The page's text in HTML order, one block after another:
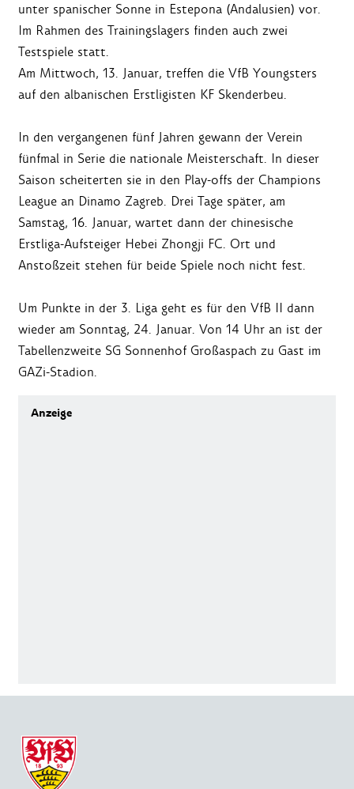
unter spanischer Sonne in Estepona (Andalusien) vor.
Im Rahmen des Trainingslagers finden auch zwei
Testspiele statt.
Am Mittwoch, 13. Januar, treffen die VfB Youngsters
auf den albanischen Erstligisten KF Skenderbeu.
In den vergangenen fünf Jahren gewann der Verein
fünfmal in Serie die nationale Meisterschaft. In dieser
Saison scheiterten sie in den Play-offs der Champions
League an Dinamo Zagreb. Drei Tage später, am
Samstag, 16. Januar, wartet dann der chinesische
Erstliga-Aufsteiger Hebei Zhongji FC. Ort und
Anstoßzeit stehen für beide Spiele noch nicht fest.
Um Punkte in der 3. Liga geht es für den VfB II dann
wieder am Sonntag, 24. Januar. Von 14 Uhr an ist der
Tabellenzweite SG Sonnenhof Großaspach zu Gast im
GAZi-Stadion.